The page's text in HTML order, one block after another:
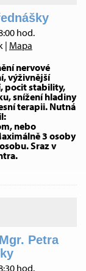
hod.
| Mapa
nervové
výživnější
pocit stability,
snížení hladiny
terapii. Nutná
nebo
3 osoby
Sraz v
Petra
hod.